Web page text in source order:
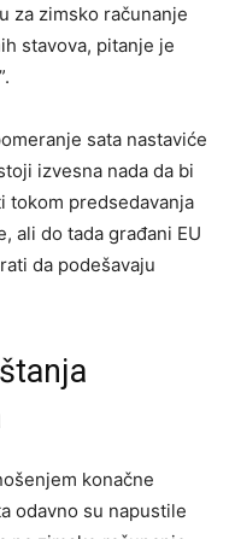
za zimsko računanje
stavova, pitanje je
sata nastaviće
izvesna nada da bi
tokom predsedavanja
ali do tada građani EU
da podešavaju
konačne
odavno su napustile